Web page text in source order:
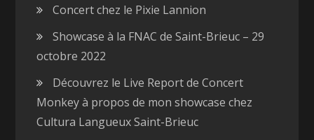
Concert chez le Pixie Lannion
Showcase à la FNAC de Saint-Brieuc – 29
octobre 2022
Découvrez le Live Report de Concert
Monkey à propos de mon showcase chez
Cultura Langueux Saint-Brieuc